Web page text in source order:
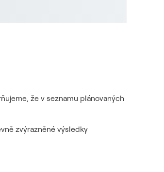
že v seznamu plánovaných
zvýrazněné výsledky